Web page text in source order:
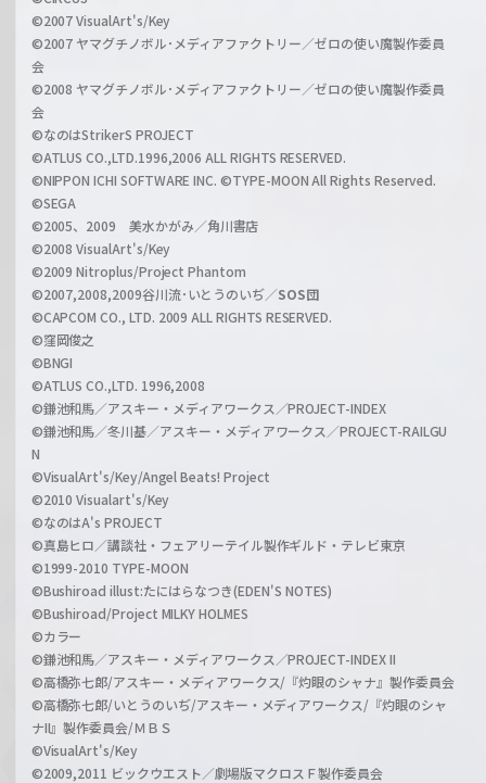
r
z
i
l
h
a
n
l
©2007 VisualArt's/Key
©2007 ヤマグチノボル･メディアファクトリー／ゼロの使い魔製作委員
会
©2008 ヤマグチノボル･メディアファクトリー／ゼロの使い魔製作委員
会
©なのはStrikerS PROJECT
©ATLUS CO.,LTD.1996,2006 ALL RIGHTS RESERVED.
©NIPPON ICHI SOFTWARE INC. ©TYPE-MOON All Rights Reserved.
©SEGA
©2005、2009 美水かがみ／角川書店
©2008 VisualArt's/Key
©2009 Nitroplus/Project Phantom
©2007,2008,2009谷川流･いとうのいぢ／SOS団
©CAPCOM CO., LTD. 2009 ALL RIGHTS RESERVED.
©窪岡俊之
©BNGI
©ATLUS CO.,LTD. 1996,2008
©鎌池和馬／アスキー・メディアワークス／PROJECT-INDEX
©鎌池和馬／冬川基／アスキー・メディアワークス／PROJECT-RAILGU
N
©VisualArt's/Key/Angel Beats! Project
©2010 Visualart's/Key
©なのはA's PROJECT
©真島ヒロ／講談社・フェアリーテイル製作ギルド・テレビ東京
©1999-2010 TYPE-MOON
©Bushiroad illust:たにはらなつき(EDEN'S NOTES)
©Bushiroad/Project MILKY HOLMES
©カラー
©鎌池和馬／アスキー・メディアワークス／PROJECT-INDEX II
©高橋弥七郎/アスキー・メディアワークス/『灼眼のシャナ』製作委員会
©高橋弥七郎/いとうのいぢ/アスキー・メディアワークス/『灼眼のシャ
ナII』製作委員会/ＭＢＳ
©VisualArt's/Key
©2009,2011 ビックウエスト／劇場版マクロスＦ製作委員会